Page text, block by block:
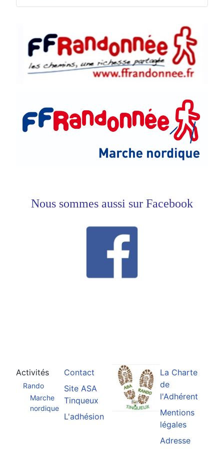
Nous sommes aussi sur Facebook
Activités
Rando
Marche
nordique
Contact
Site ASA
Tinqueux
L'adhésion
La Charte
de
l'Adhérent
Mentions
légales
Adresse